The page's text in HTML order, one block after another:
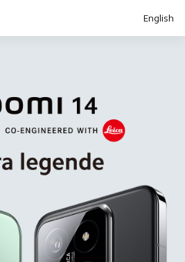
English